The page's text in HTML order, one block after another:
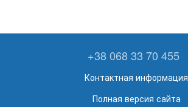
+38 068 33 70 455
Контактная информация
Полная версия сайта